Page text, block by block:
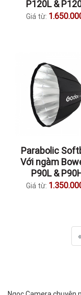
P120L &
Giá từ:
Parabolic
Với ngàm
P90L &
Giá từ:
«